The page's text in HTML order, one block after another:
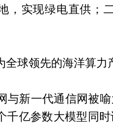
，实现绿电直供；
全球领先的海洋算力
与新一代通信网被
千亿参数大模型同